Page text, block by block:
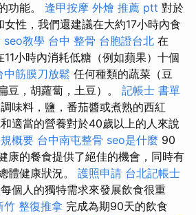
功能。 逢甲按摩 外燴 推薦 ptt 對於
性，我們還建議在大約17小時內食
seo教學 台中 整骨 台胞證台北 在
小時內消耗低糖（例如蘋果）十個
中筋膜刀放鬆 任何種類的蔬菜（豆
豆，胡蘿蔔，土豆）。 記帳士 書單
味料，鹽，番茄醬或煮熟的西紅
適當的營養對於40歲以上的人來說
概要 台中南屯整骨 seo是什麼 90
康的餐食提供了絕佳的機會，同時有
體健康狀況。 護照申請 台北記帳士
個人的獨特需求來發展飲食很重
竹 整復推拿 完成為期90天的飲食